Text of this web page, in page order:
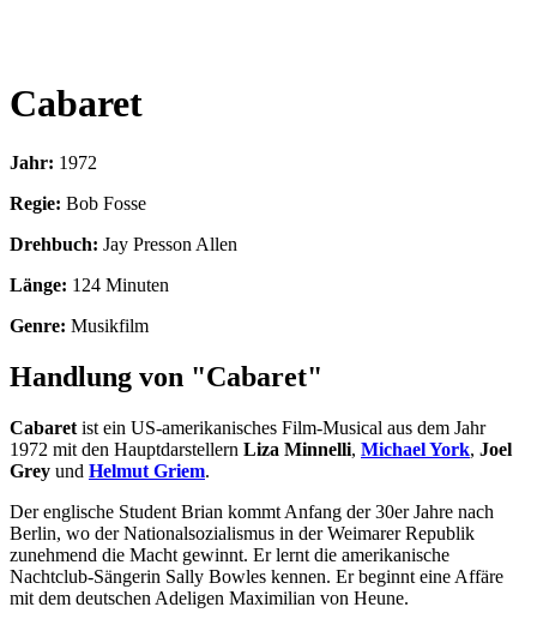
Cabaret
Jahr: 1972
Regie: Bob Fosse
Drehbuch: Jay Presson Allen
Länge: 124 Minuten
Genre: Musikfilm
Handlung von "Cabaret"
Cabaret ist ein US-amerikanisches Film-Musical aus dem Jahr
1972 mit den Hauptdarstellern Liza Minnelli, Michael York, Joel
Grey und Helmut Griem.
Der englische Student Brian kommt Anfang der 30er Jahre nach
Berlin, wo der Nationalsozialismus in der Weimarer Republik
zunehmend die Macht gewinnt. Er lernt die amerikanische
Nachtclub-Sängerin Sally Bowles kennen. Er beginnt eine Affäre
mit dem deutschen Adeligen Maximilian von Heune.